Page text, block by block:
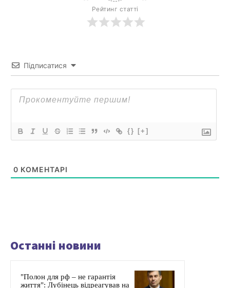
Рейтинг статті
Підписатися
{} [+]
0 КОМЕНТАРІ
Останні новини
"Полон для рф – не гарантія
життя": Лубінець відреагував на